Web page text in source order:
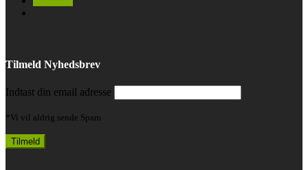
Tilmeld Nyhedsbrev
Indtast din email adresse
*Vi vil aldrig sende Spam